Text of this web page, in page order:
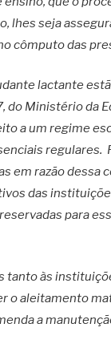
lhes seja
cômputo das
lactante
do Ministério da
a um regime
regulares.
em razão dessa
das
para
tanto às
o aleitamento
a